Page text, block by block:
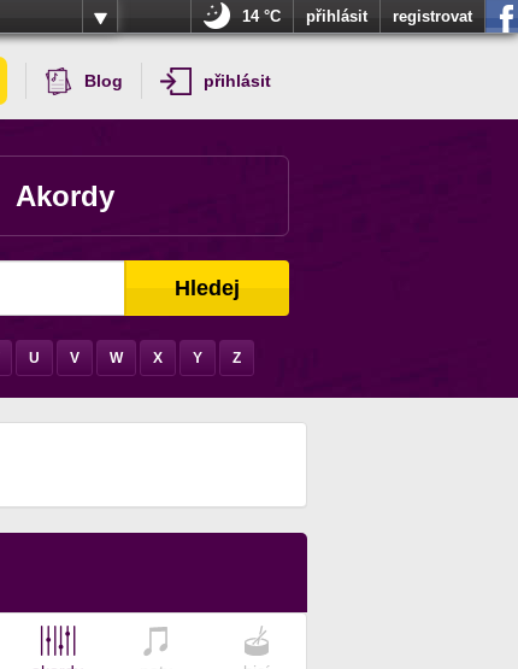
14 °C přihlásit registrovat
Blog přihlásit
Akordy
Hledej
U V W X Y Z